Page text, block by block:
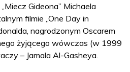
Gideona” Michaela
filmie „One Day in
nagrodzonym Oscarem
żyjącego wówczas (w 1999
– Jamala Al-Gasheya.